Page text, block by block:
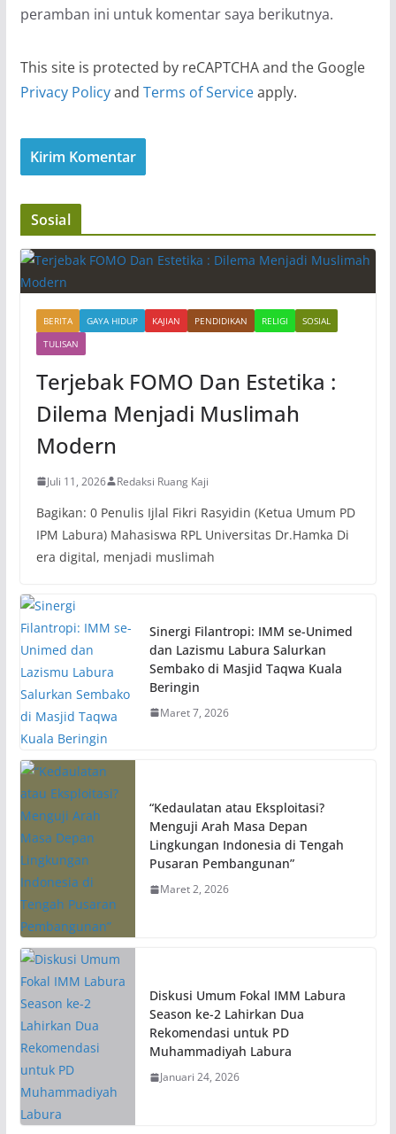
peramban ini untuk komentar saya berikutnya.
This site is protected by reCAPTCHA and the Google
Privacy Policyand Terms of Serviceapply.
Sosial
BERITA GAYA HIDUP KAJIAN PENDIDIKAN RELIGI
SOSIAL
TULISAN
Terjebak FOMO Dan Estetika :
Dilema Menjadi Muslimah
Modern
Juli 11, 2026 Redaksi Ruang Kaji
Bagikan: 0 Penulis Ijlal Fikri Rasyidin (Ketua Umum PD
IPM Labura) Mahasiswa RPL Universitas Dr.Hamka Di
era digital, menjadi muslimah
Sinergi Filantropi: IMM se-Unimed
dan Lazismu Labura Salurkan
Sembako di Masjid Taqwa Kuala
Beringin
Maret 7, 2026
“Kedaulatan atau Eksploitasi?
Menguji Arah Masa Depan
Lingkungan Indonesia di Tengah
Pusaran Pembangunan”
Maret 2, 2026
Diskusi Umum Fokal IMM Labura
Season ke-2 Lahirkan Dua
Rekomendasi untuk PD
Muhammadiyah Labura
Januari 24, 2026